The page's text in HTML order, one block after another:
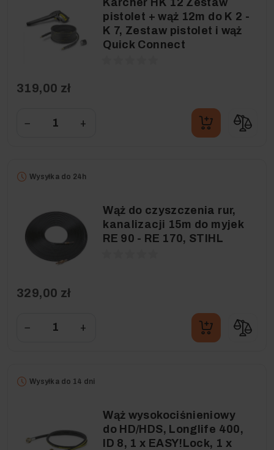
Karcher HK 12 Zestaw
pistolet + wąż 12m do K 2 -
K 7, Zestaw pistolet i wąż
Quick Connect
319,00 zł
− +
Wysyłka do 24h
Wąż do czyszczenia rur,
kanalizacji 15m do myjek
RE 90 - RE 170, STIHL
329,00 zł
− +
Wysyłka do 14 dni
Wąż wysokociśnieniowy
do HD/HDS, Longlife 400,
ID 8, 1 x EASY!Lock, 1 x